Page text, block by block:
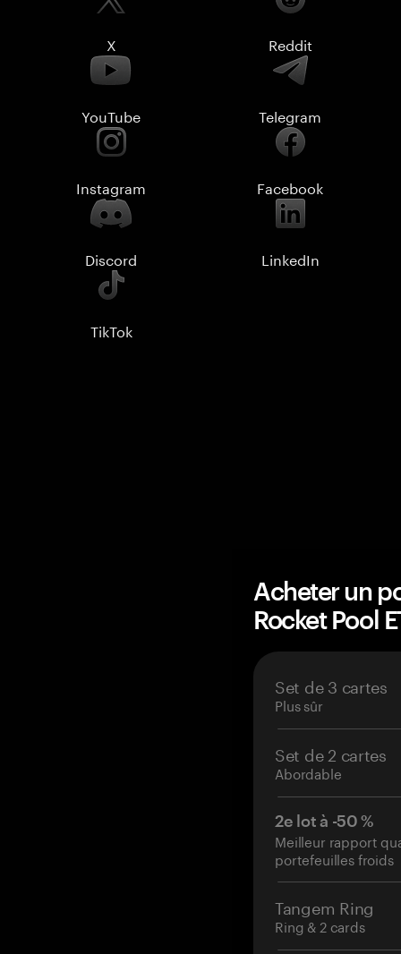
X Reddit
YouTube Telegram
Instagram Facebook
Discord LinkedIn
TikTok
Acheter un
Rocket Pool
Set de 3 cartes
Plus sûr
Set de 2 cartes
Abordable
2e lot à -50 %
Meilleur rapport
portefeuilles froids
Tangem Ring
Ring & 2 cards